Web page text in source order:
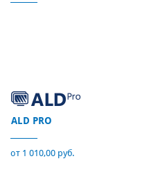
ALD PRO
от 1 010,00 руб.